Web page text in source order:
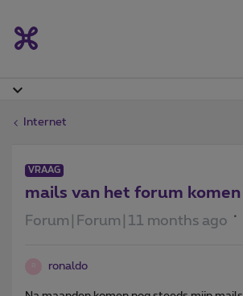
Internet
VRAAG
mails van het forum
Forum|Forum|11 months ago
ronaldo